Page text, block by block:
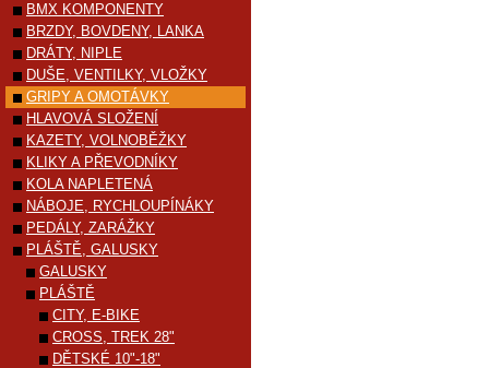
BMX KOMPONENTY
BRZDY, BOVDENY, LANKA
DRÁTY, NIPLE
DUŠE, VENTILKY, VLOŽKY
GRIPY A OMOTÁVKY
HLAVOVÁ SLOŽENÍ
KAZETY, VOLNOBĚŽKY
KLIKY A PŘEVODNÍKY
KOLA NAPLETENÁ
NÁBOJE, RYCHLOUPÍNÁKY
PEDÁLY, ZARÁŽKY
PLÁŠTĚ, GALUSKY
GALUSKY
PLÁŠTĚ
CITY, E-BIKE
CROSS, TREK 28"
DĚTSKÉ 10"-18"